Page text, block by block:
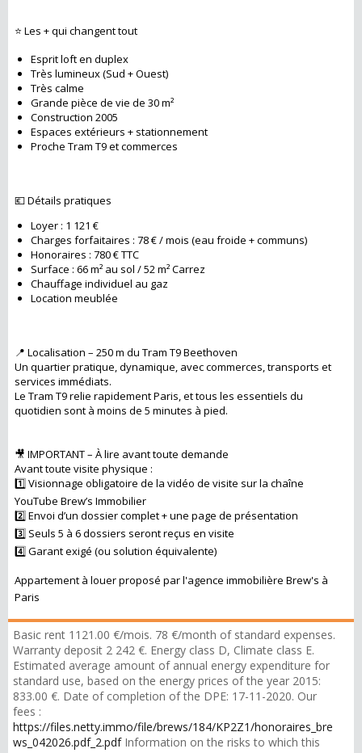
⭐ Les + qui changent tout
Esprit loft en duplex
Très lumineux (Sud + Ouest)
Très calme
Grande pièce de vie de 30 m²
Construction 2005
Espaces extérieurs + stationnement
Proche Tram T9 et commerces
💶 Détails pratiques
Loyer : 1 121 €
Charges forfaitaires : 78 € / mois (eau froide + communs)
Honoraires : 780 € TTC
Surface : 66 m² au sol / 52 m² Carrez
Chauffage individuel au gaz
Location meublée
📍 Localisation – 250 m du Tram T9 Beethoven
Un quartier pratique, dynamique, avec commerces, transports et
services immédiats.
Le Tram T9 relie rapidement Paris, et tous les essentiels du
quotidien sont à moins de 5 minutes à pied.
🎥 IMPORTANT – À lire avant toute demande
Avant toute visite physique :
1️⃣ Visionnage obligatoire de la vidéo de visite sur la chaîne
YouTube Brew’s Immobilier
2️⃣ Envoi d’un dossier complet + une page de présentation
3️⃣ Seuls 5 à 6 dossiers seront reçus en visite
4️⃣ Garant exigé (ou solution équivalente)
Appartement à louer proposé par l'agence immobilière Brew's à
Paris
Basic rent 1121.00 €/mois. 78 €/month of standard expenses.
Warranty deposit 2 242 €. Energy class D, Climate class E.
Estimated average amount of annual energy expenditure for
standard use, based on the energy prices of the year 2015:
833.00 €. Date of completion of the DPE: 17-11-2020. Our
fees :
https://files.netty.immo/file/brews/184/KP2Z1/honoraires_bre
ws_042026.pdf_2.pdfInformation on the risks to which this